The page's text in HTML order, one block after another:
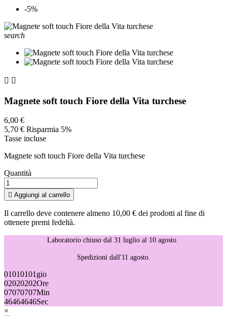
-5%
search
 
Magnete soft touch Fiore della Vita turchese
6,00 €
5,70 € Risparmia 5%
Tasse incluse
Magnete soft touch Fiore della Vita turchese
Quantità
 Aggiungi al carrello
Il carrello deve contenere almeno 10,00 € dei prodotti al fine di
ottenere premi fedeltà.
Laboratorio chiuso dal 31 luglio al 10 agosto.
Spedizioni dall'11 agosto.
01010101gio
02020202Ore
07070707Min
46464646Sec
×